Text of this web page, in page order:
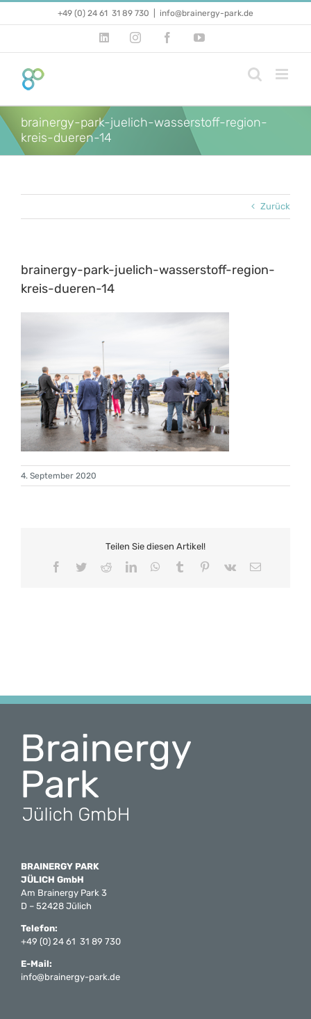
+49 (0) 24 61 31 89 730 info@brainergy-park.de
LinkedInInstagramFacebookYouTube
brainergy-park-juelich-wasserstoff-region-
kreis-dueren-14
Zurück
brainergy-park-juelich-wasserstoff-region-
kreis-dueren-14
4. September 2020
Teilen Sie diesen Artikel!
Facebook
TwitterRedditLinkedInWhatsApp
Tumblr Pinterest
Vk
E-
BRAINERGY PARK
JÜLICH GmbH
Am Brainergy Park 3
D – 52428 Jülich
Telefon:
+49 (0) 24 61 31 89 730
E-Mail:
info@brainergy-park.de